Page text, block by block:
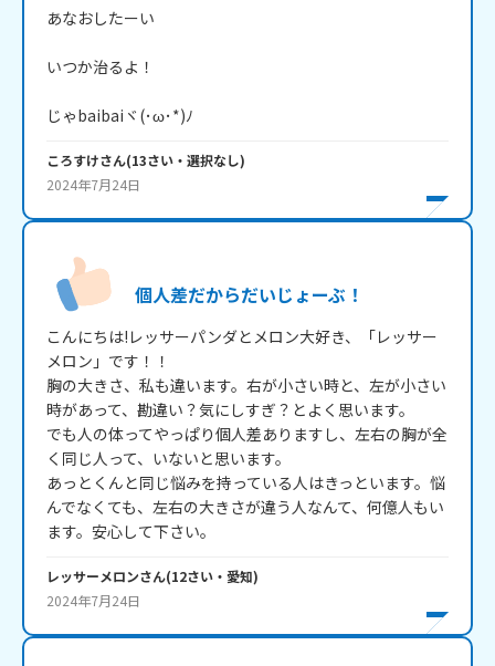
あなおしたーい
いつか治るよ！
じゃbaibaiヾ(･ω･*)ﾉ
ころすけさん(13さい・ 選択なし)
2024年7月24日
個人差だからだいじょーぶ！
こんにちは!レッサーパンダとメロン大好き、「レッサー
メロン」です！！
胸の大きさ、私も違います。右が小さい時と、左が小さい
時があって、勘違い？気にしすぎ？とよく思います。
でも人の体ってやっぱり個人差ありますし、左右の胸が全
く同じ人って、いないと思います。
あっとくんと同じ悩みを持っている人はきっといます。悩
んでなくても、左右の大きさが違う人なんて、何億人もい
ます。安心して下さい。
レッサーメロンさん(12さい・ 愛知)
2024年7月24日